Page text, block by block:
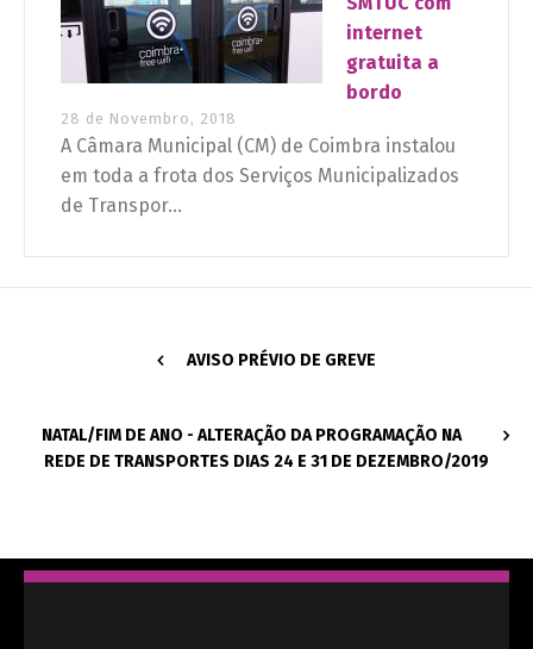
internet
gratuita a
bordo
28 de Novembro, 2018
A Câmara Municipal (CM) de Coimbra instalou
em toda a frota dos Serviços Municipalizados
de Transpor...
AVISO PRÉVIO DE GREVE
NATAL/FIM DE ANO - ALTERAÇÃO DA PROGRAMAÇÃO NA
REDE DE TRANSPORTES DIAS 24 E 31 DE DEZEMBRO/2019